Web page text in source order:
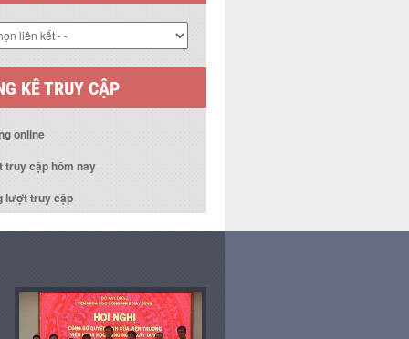
KÊ TRUY CẬP
online
truy cập hôm nay
lượt truy cập